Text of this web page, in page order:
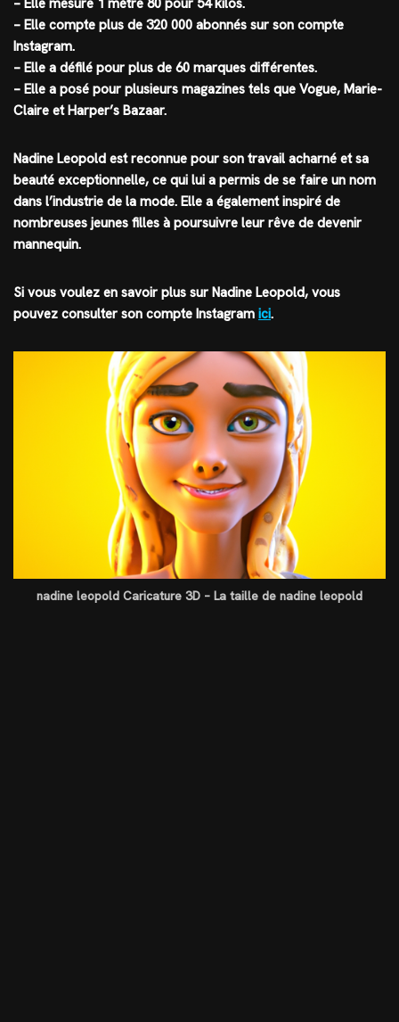
– Elle mesure 1 mètre 80 pour 54 kilos.
– Elle compte plus de 320 000 abonnés sur son compte
Instagram.
– Elle a défilé pour plus de 60 marques différentes.
– Elle a posé pour plusieurs magazines tels que Vogue, Marie-
Claire et Harper’s Bazaar.
Nadine Leopold est reconnue pour son travail acharné et sa
beauté exceptionnelle, ce qui lui a permis de se faire un nom
dans l’industrie de la mode. Elle a également inspiré de
nombreuses jeunes filles à poursuivre leur rêve de devenir
mannequin.
Si vous voulez en savoir plus sur Nadine Leopold, vous
pouvez consulter son compte Instagram ici.
nadine leopold Caricature 3D – La taille de nadine leopold